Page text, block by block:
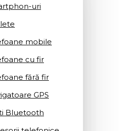
uri
mobile
cu fir
fără fir
GPS
Bluetooth